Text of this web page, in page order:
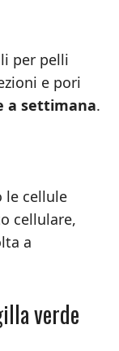
per pelli
e pori
a settimana.
le cellule
cellulare,
a
verde